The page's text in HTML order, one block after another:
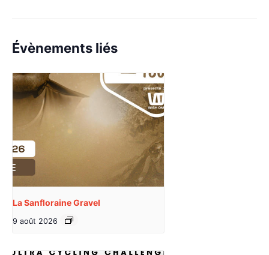
Évènements liés
La Sanfloraine Gravel
9 août 2026